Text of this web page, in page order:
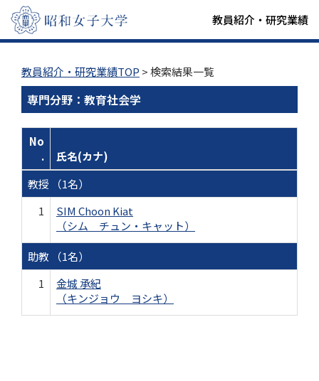
教員紹介・研究業績
教員紹介・研究業績TOP > 検索結果一覧
専門分野：教育社会学
No
.
氏名(カナ)
教授 （1名）
1
SIM Choon Kiat
（シム チュン・キャット）
助教 （1名）
1
金城 承紀
（キンジョウ ヨシキ）